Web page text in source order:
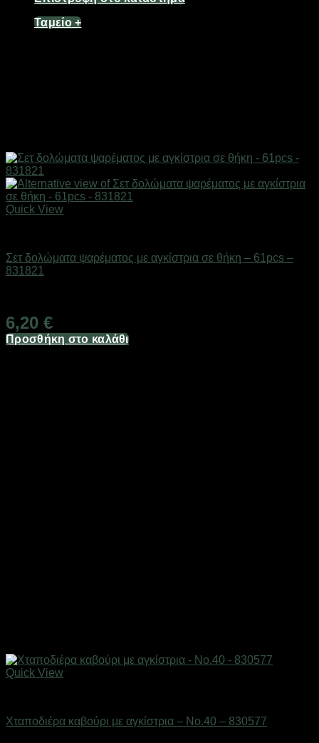
Ταμείο +
Quick View
Σετ δολώματα ψαρέματος με αγκίστρια σε θήκη – 61pcs –
831821
6,20 €
Προσθήκη στο καλάθι
Quick View
Χταποδιέρα καβούρι με αγκίστρια – No.40 – 830577